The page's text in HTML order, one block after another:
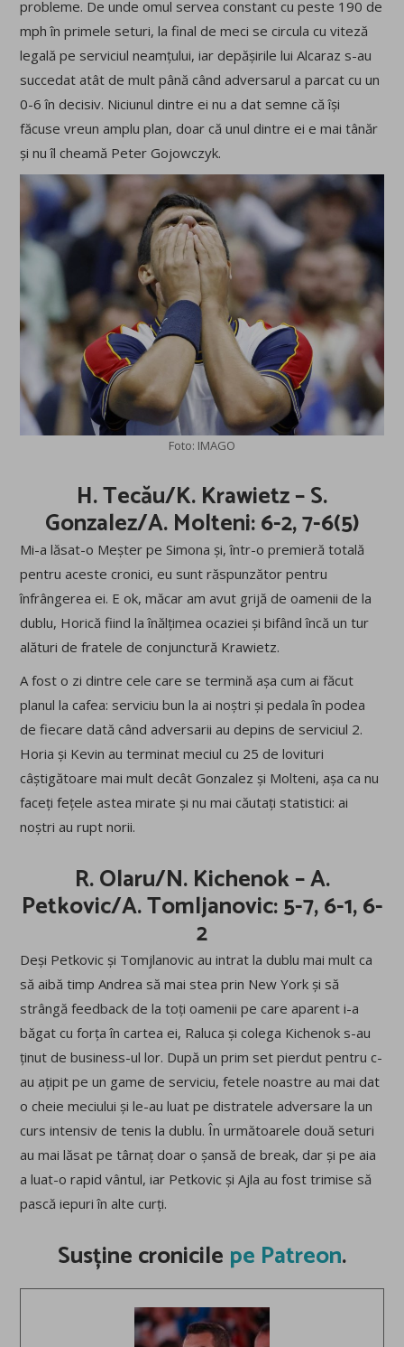
probleme. De unde omul servea constant cu peste 190 de
mph în primele seturi, la final de meci se circula cu viteză
legală pe serviciul neamțului, iar depășirile lui Alcaraz s-au
succedat atât de mult până când adversarul a parcat cu un
0-6 în decisiv. Niciunul dintre ei nu a dat semne că își
făcuse vreun amplu plan, doar că unul dintre ei e mai tânăr
și nu îl cheamă Peter Gojowczyk.
Foto: IMAGO
H. Tecău/K. Krawietz – S.
Gonzalez/A. Molteni: 6-2, 7-6(5)
Mi-a lăsat-o Meșter pe Simona și, într-o premieră totală
pentru aceste cronici, eu sunt răspunzător pentru
înfrângerea ei. E ok, măcar am avut grijă de oamenii de la
dublu, Horică fiind la înălțimea ocaziei și bifând încă un tur
alături de fratele de conjunctură Krawietz.
A fost o zi dintre cele care se termină așa cum ai făcut
planul la cafea: serviciu bun la ai noștri și pedala în podea
de fiecare dată când adversarii au depins de serviciul 2.
Horia și Kevin au terminat meciul cu 25 de lovituri
câștigătoare mai mult decât Gonzalez și Molteni, așa ca nu
faceți fețele astea mirate și nu mai căutați statistici: ai
noștri au rupt norii.
R. Olaru/N. Kichenok – A.
Petkovic/A. Tomljanovic: 5-7, 6-1, 6-
2
Deși Petkovic și Tomjlanovic au intrat la dublu mai mult ca
să aibă timp Andrea să mai stea prin New York și să
strângă feedback de la toți oamenii pe care aparent i-a
băgat cu forța în cartea ei, Raluca și colega Kichenok s-au
ținut de business-ul lor. După un prim set pierdut pentru c-
au ațipit pe un game de serviciu, fetele noastre au mai dat
o cheie meciului și le-au luat pe distratele adversare la un
curs intensiv de tenis la dublu. În următoarele două seturi
au mai lăsat pe târnaț doar o șansă de break, dar și pe aia
a luat-o rapid vântul, iar Petkovic și Ajla au fost trimise să
pască iepuri în alte curți.
Susține cronicile pe Patreon.